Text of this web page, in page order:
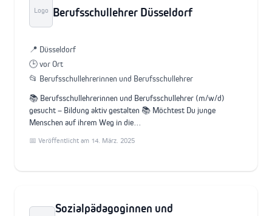
Logo
Berufsschullehrer Düsseldorf
📍 Düsseldorf
🕒 vor Ort
📂 Berufsschullehrerinnen und Berufsschullehrer
📚 Berufsschullehrerinnen und Berufsschullehrer (m/w/d)
gesucht – Bildung aktiv gestalten 📚 Möchtest Du junge
Menschen auf ihrem Weg in die…
📅 Veröffentlicht am 14. März. 2025
Sozialpädagoginnen und